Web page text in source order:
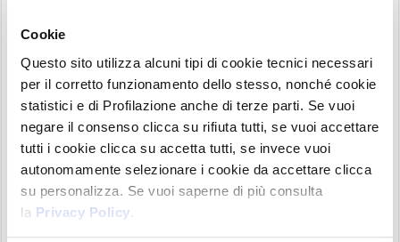
Cookie
Questo sito utilizza alcuni tipi di cookie tecnici necessari
per il corretto funzionamento dello stesso, nonché cookie
statistici e di Profilazione anche di terze parti. Se vuoi
negare il consenso clicca su rifiuta tutti, se vuoi accettare
tutti i cookie clicca su accetta tutti, se invece vuoi
autonomamente selezionare i cookie da accettare clicca
su personalizza. Se vuoi saperne di più consulta
la Privacy Policy.
Questo valore cambia da piattaforma a
piattaforma e da asset ad asset.In genere va da
un 50% fino ad un 90%.Su Aave potete abilitare
l’E-Mode per aumentare questo fattore e poter
prendere in prestito più crypto, abbassando
indirettamente anche il prezzo di liquidazione.